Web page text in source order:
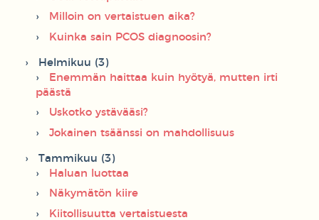
Milloin on vertaistuen aika?
Kuinka sain PCOS diagnoosin?
Helmikuu (3)
Enemmän haittaa kuin hyötyä, mutten irti
päästä
Uskotko ystävääsi?
Jokainen tsäänssi on mahdollisuus
Tammikuu (3)
Haluan luottaa
Näkymätön kiire
Kiitollisuutta vertaistuesta